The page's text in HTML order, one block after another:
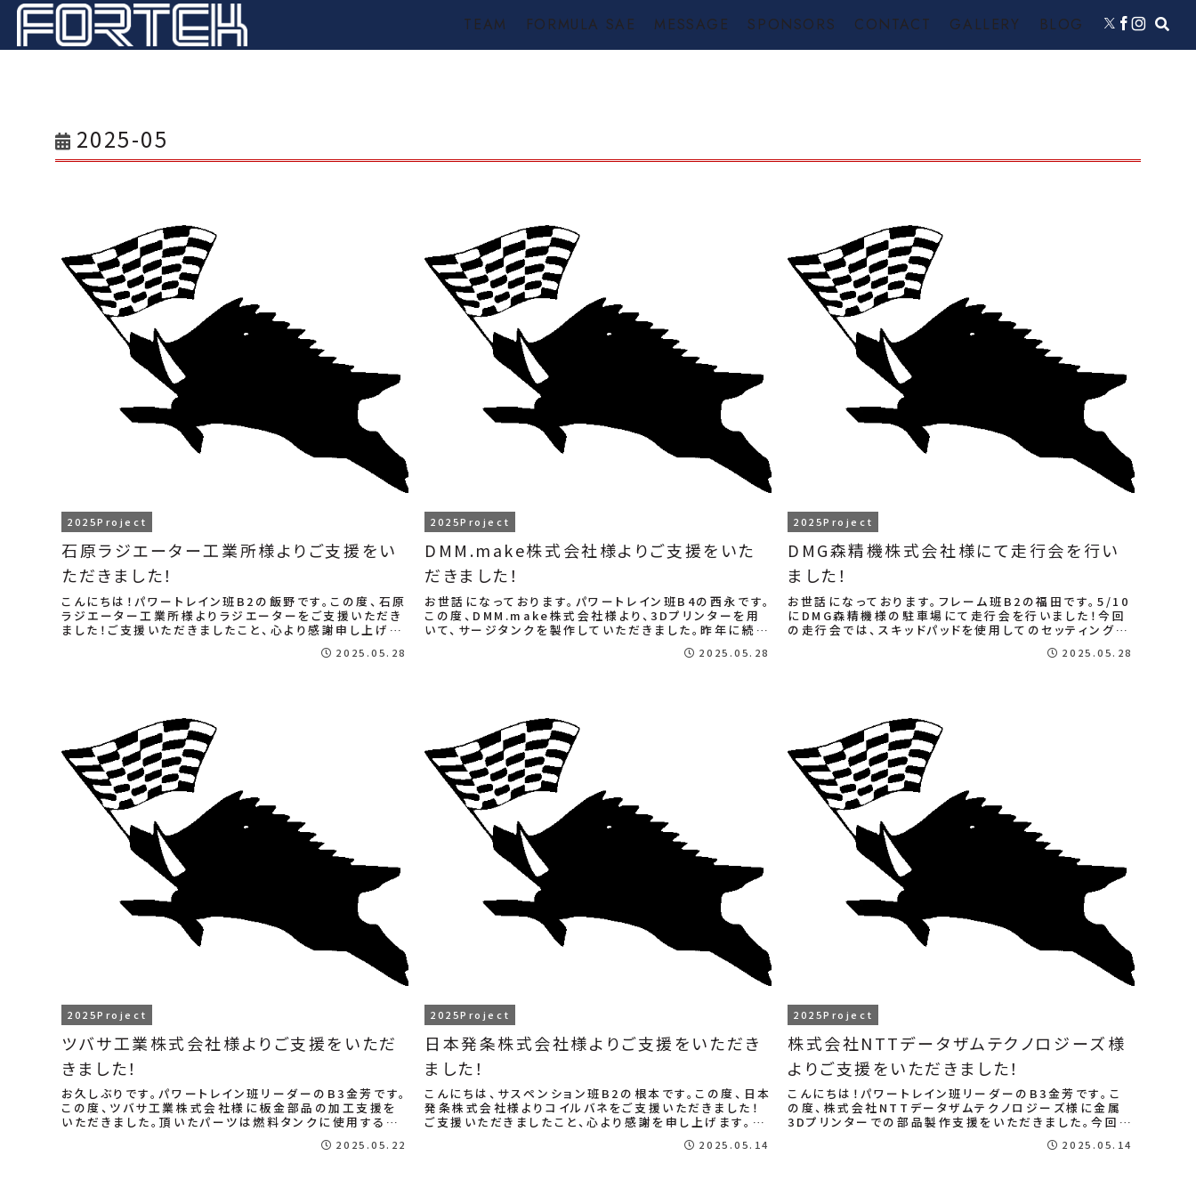
TEAM FORMULA SAE MESSAGE SPONSORS CONTACT GALLERY BLOG
2025-05
2025Project
石原ラジエーター工業所様よりご支援をい
ただきました！
こんにちは！パワートレイン班B2の飯野です。この度、石原
ラジエーター工業所様よりラジエーターをご支援いただき
ました！ご支援いただきましたこと、心より感謝申し上げま
2025.05.28
2025Project
DMM.make株式会社様よりご支援をいた
だきました！
お世話になっております。パワートレイン班B4の西永です。
この度、DMM.make株式会社様より、3Dプリンターを用
いて、サージタンクを製作していただきました。昨年に続く
2025.05.28
2025Project
DMG森精機株式会社様にて走行会を行い
ました！
お世話になっております。フレーム班B2の福田です。5/10
にDMG森精機様の駐車場にて走行会を行いました！今回
の走行会では、スキッドパッドを使用してのセッティング出
2025.05.28
2025Project
ツバサ工業株式会社様よりご支援をいただ
きました！
お久しぶりです。パワートレイン班リーダーのB3金芳です。
この度、ツバサ工業株式会社様に板金部品の加工支援を
いただきました。頂いたパーツは燃料タンクに使用する予
定ですが、仮に組み合わせただけでもピッタリ...
2025.05.22
2025Project
日本発条株式会社様よりご支援をいただき
ました！
こんにちは、サスペンション班B2の根本です。この度、日本
発条株式会社様よりコイルバネをご支援いただきました！
ご支援いただきましたこと、心より感謝を申し上げます。今
年度は異なるばね定数のコイルバネを計8...
2025.05.14
2025Project
株式会社NTTデータザムテクノロジーズ様
よりご支援をいただきました！
こんにちは！パワートレイン班リーダーのB3金芳です。こ
の度、株式会社NTTデータザムテクノロジーズ様に金属
3Dプリンターでの部品製作支援をいただきました。今回製
作いただいたのはエキゾーストマニホールド...
2025.05.14